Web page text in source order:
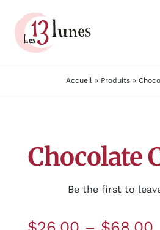
contenu
Où trouver nos vins
Accueil» Produits»
Chocolate
Be the first to